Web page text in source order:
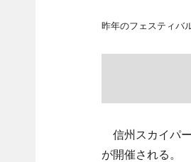
昨年のフェスティバ
信州スカイパ
が開催される。